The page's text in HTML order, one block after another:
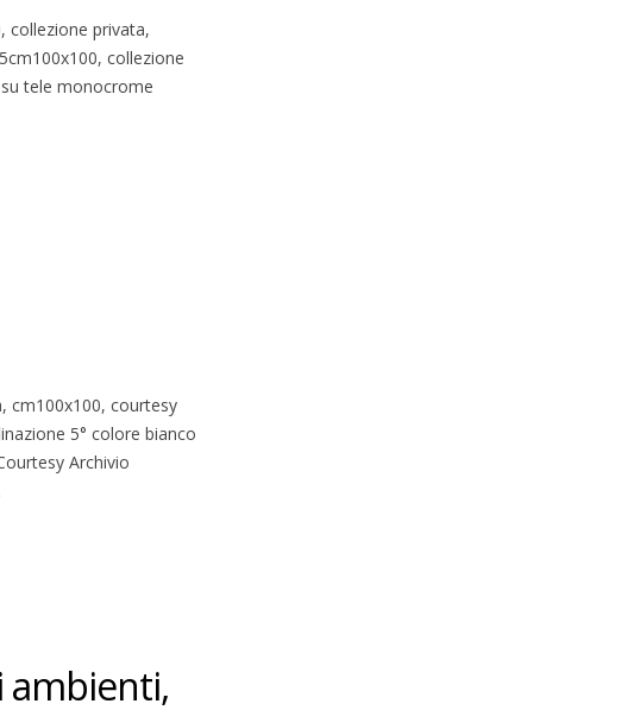
collezione privata,
collezione
tele monocrome
cm100x100, courtesy
5° colore bianco
Archivio
ambienti,